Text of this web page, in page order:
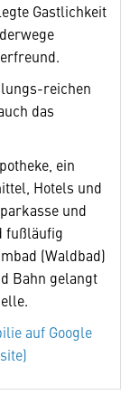
Gastlichkeit
reichen
das
ein
Hotels und
und
fußläufig
(Waldbad)
Bahn gelangt
auf Google